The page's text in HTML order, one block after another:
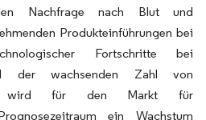
Nachfrage nach Blut und
Produkteinführungen bei
Fortschritte bei
der wachsenden Zahl von
wird für den Markt für
ein Wachstum